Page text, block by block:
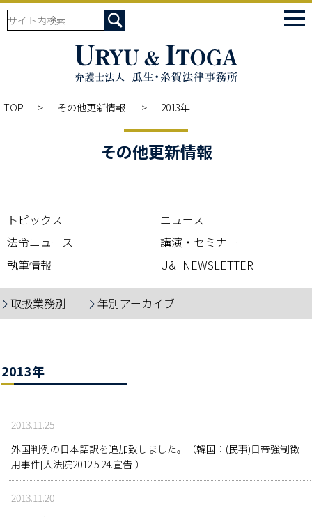
TOP その他更新情報 2013年
その他更新情報
トピックス
ニュース
法令ニュース
講演・セミナー
執筆情報
U&I NEWSLETTER
取扱業務別 年別アーカイブ
2013年
2013.11.25
外国判例の日本語訳を追加致しました。（韓国：(民事)日帝強制徴
用事件[大法院2012.5.24.宣告]）
2013.11.20